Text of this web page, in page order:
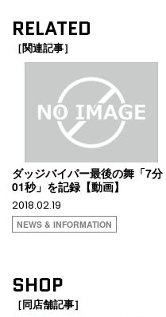
RELATED
［関連記事］
ダッジバイパー最後の舞「7分
01秒」を記録【動画】
2018.02.19
NEWS & INFORMATION
SHOP
［同店舗記事］